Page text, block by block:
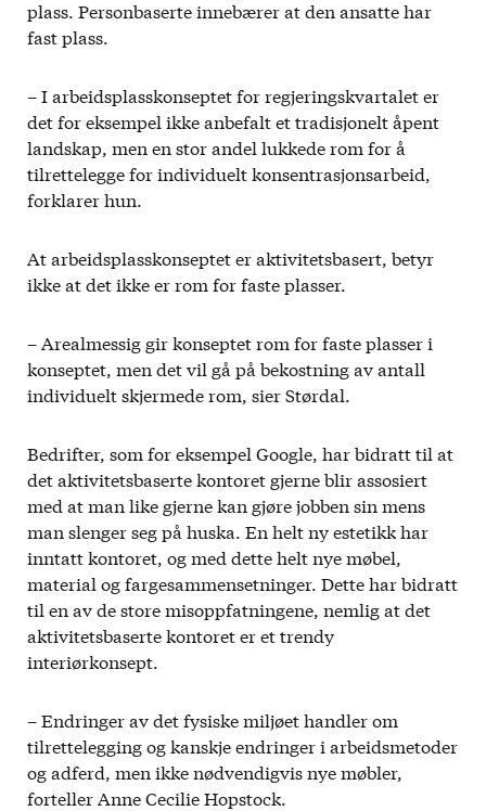
plass. Personbaserte innebærer at den ansatte har
fast plass.
– I arbeidsplasskonseptet for regjeringskvartalet er
det for eksempel ikke anbefalt et tradisjonelt åpent
landskap, men en stor andel lukkede rom for å
tilrettelegge for individuelt konsentrasjonsarbeid,
forklarer hun.
At arbeidsplasskonseptet er aktivitetsbasert, betyr
ikke at det ikke er rom for faste plasser.
– Arealmessig gir konseptet rom for faste plasser i
konseptet, men det vil gå på bekostning av antall
individuelt skjermede rom, sier Størdal.
Bedrifter, som for eksempel Google, har bidratt til at
det aktivitetsbaserte kontoret gjerne blir assosiert
med at man like gjerne kan gjøre jobben sin mens
man slenger seg på huska. En helt ny estetikk har
inntatt kontoret, og med dette helt nye møbel,
material og fargesammensetninger. Dette har bidratt
til en av de store misoppfatningene, nemlig at det
aktivitetsbaserte kontoret er et trendy
interiørkonsept.
– Endringer av det fysiske miljøet handler om
tilrettelegging og kanskje endringer i arbeidsmetoder
og adferd, men ikke nødvendigvis nye møbler,
forteller Anne Cecilie Hopstock.